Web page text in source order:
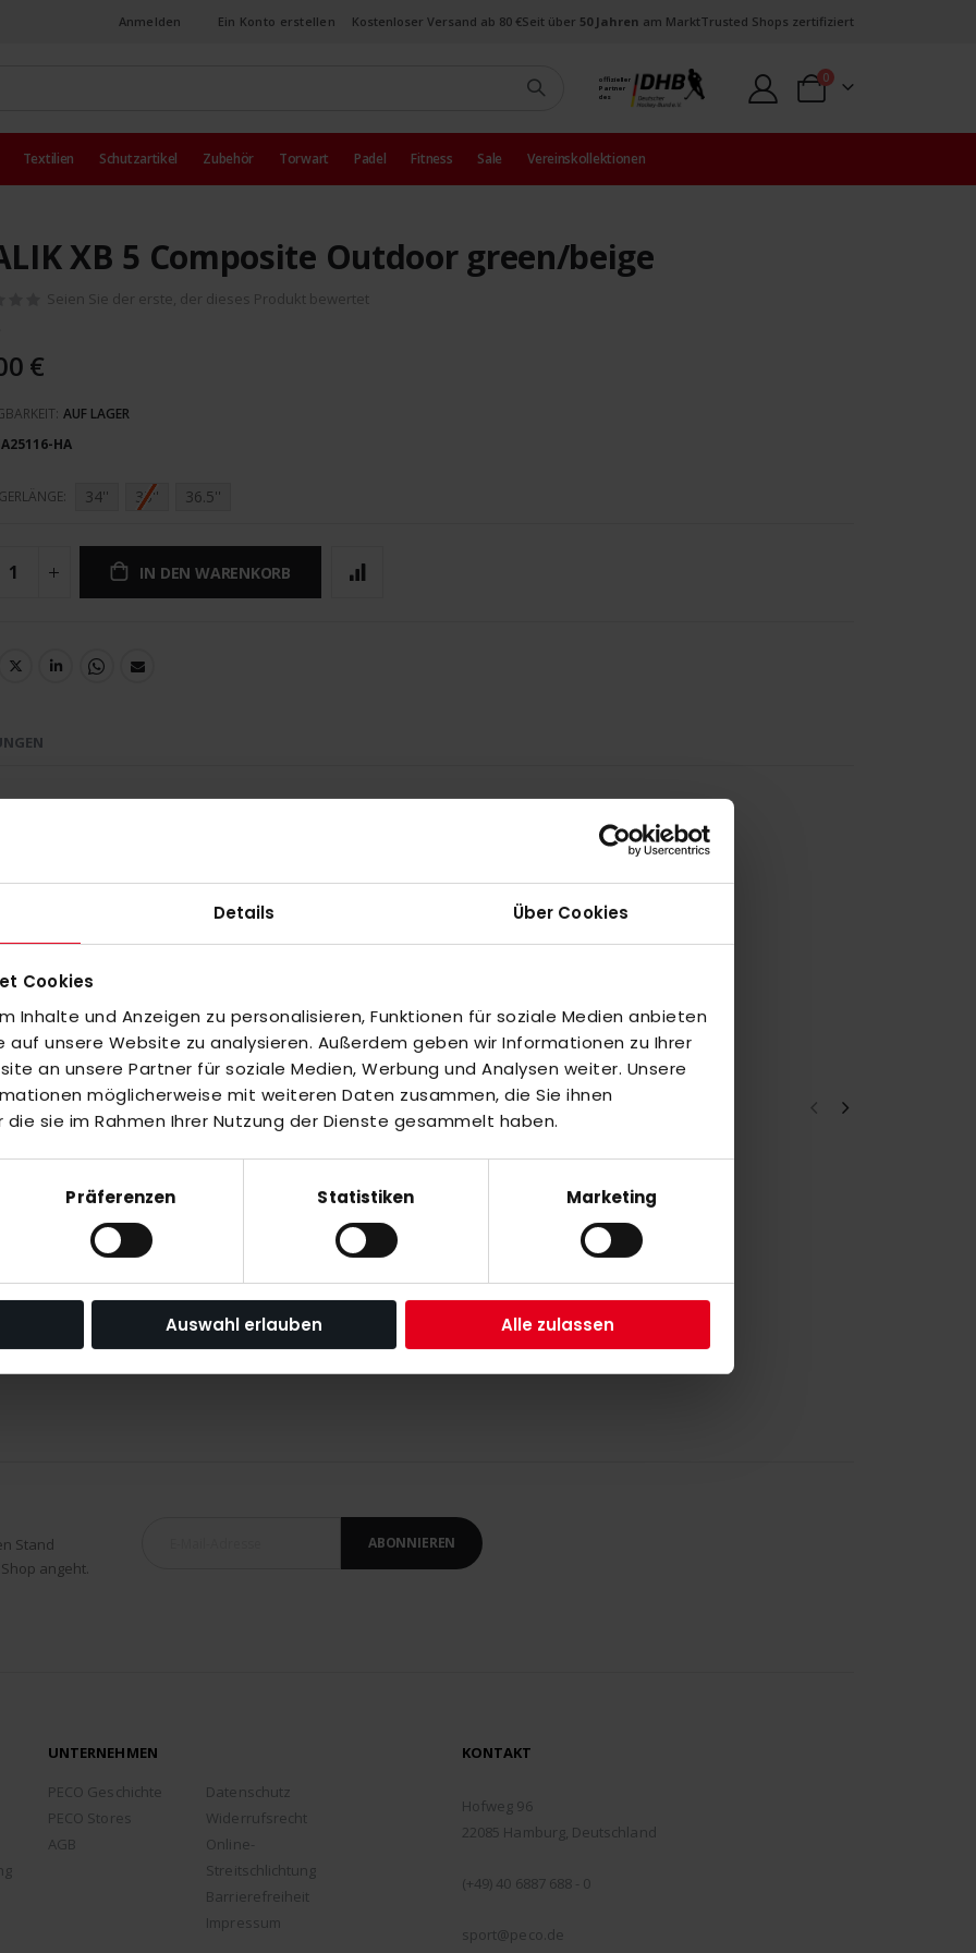
Details Über Cookies
Cookies
Inhalte und Anzeigen zu personalisieren, Funktionen für soziale Medien anbieten
auf unsere Website zu analysieren. Außerdem geben wir Informationen zu Ihrer
an unsere Partner für soziale Medien, Werbung und Analysen weiter. Unsere
möglicherweise mit weiteren Daten zusammen, die Sie ihnen
sie im Rahmen Ihrer Nutzung der Dienste gesammelt haben.
Präferenzen Statistiken Marketing
Auswahl erlauben Alle zulassen
Anmelden Ein Konto erstellen Kostenloser Versand ab 80 €Seit über 50 Jahren am MarktTrusted Shops zertifiziert
offizieller
Partner
des
Warenkorb
0Artikel
Textilien Schutzartikel Zubehör Torwart Padel Fitness Sale Vereinskollektionen
XB 5 Composite Outdoor green/beige
Seien Sie der erste, der dieses Produkt bewertet
€
AUF LAGER
HA
34'' 35'' 36.5''
IN DEN WARENKORB
Anteil von 30% Carbon raus. Daher ist es
schon den Erwachsenenschläger
oder Elternhockeyspieler. Der tiefe
Der schmale Schaftansatz hilft dir bei
Feldhockeyschläger einen anständigen
aber auch ein gutes Ballgefühl vermittelt. In
als im MALIK XB 2 und 1.
oderAlle auswählen
Royalblau
Marine
Stand
angeht.
ABONNIEREN
UNTERNEHMEN
PECO Geschichte
PECO Stores
AGB
Datenschutz
Widerrufsrecht
Online-
Streitschlichtung
Barrierefreiheit
Impressum
KONTAKT
Hofweg 96
22085 Hamburg, Deutschland
(+49) 40 6887 688 - 0
sport@peco.de